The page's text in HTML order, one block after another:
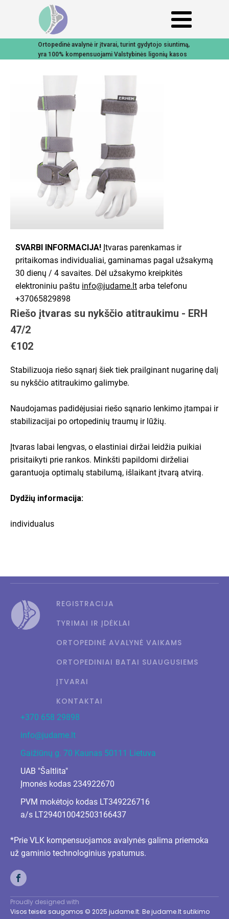
Ortopedinė avalynė ir įtvarai, turint gydytojo siuntimą,
yra 100% kompensuojami Valstybinės ligonių kasos
SVARBI INFORMACIJA! Įtvaras parenkamas ir
pritaikomas individualiai, gaminamas pagal užsakymą
30 dienų / 4 savaites. Dėl užsakymo kreipkitės
elektroniniu paštu info@judame.lt arba telefonu
+37065829898
Riešo įtvaras su nykščio atitraukimu - ERH
47/2
€102
Stabilizuoja riešo sąnarį šiek tiek prailginant nugarinę dalį
su nykščio atitraukimo galimybe.
Naudojamas padidėjusiai riešo sąnario lenkimo įtampai ir
stabilizacijai po ortopedinių traumų ir lūžių.
Įtvaras labai lengvas, o elastiniai diržai leidžia puikiai
prisitaikyti prie rankos. Minkšti papildomi dirželiai
garantuoja optimalų stabilumą, išlaikant įtvarą atvirą.
Dydžių informacija:
individualus
REGISTRACIJA
TYRIMAI IR ĮDĖKLAI
ORTOPEDINĖ AVALYNĖ VAIKAMS
ORTOPEDINIAI BATAI SUAUGUSIEMS
ĮTVARAI
KONTAKTAI
+370 658 29898
info@judame.lt
Gaižiūnų g. 70 Kaunas 50111 Lietuva
UAB "Šaltlita"
Įmonės kodas 234922670
PVM mokėtojo kodas LT349226716
a/s LT294010042503166437
*Prie VLK kompensuojamos avalynės galima priemoka
už gaminio technologinius ypatumus.
Proudly designed with
Visos teisės saugomos © 2025 judame.lt. Be judame.lt sutikimo